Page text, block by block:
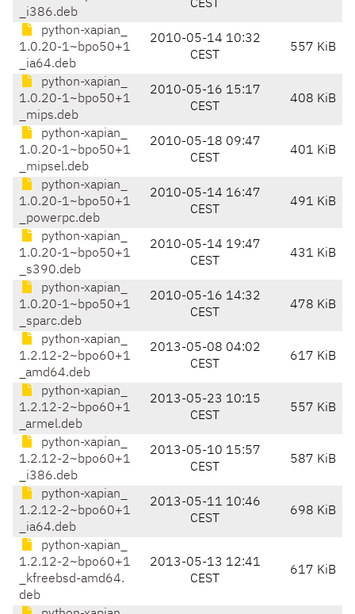
_i386.deb
CEST
python-xapian_
1.0.20-1~bpo50+1
_ia64.deb
2010-05-14 10:32
CEST
557 KiB
python-xapian_
1.0.20-1~bpo50+1
_mips.deb
2010-05-16 15:17
CEST
408 KiB
python-xapian_
1.0.20-1~bpo50+1
_mipsel.deb
2010-05-18 09:47
CEST
401 KiB
python-xapian_
1.0.20-1~bpo50+1
_powerpc.deb
2010-05-14 16:47
CEST
491 KiB
python-xapian_
1.0.20-1~bpo50+1
_s390.deb
2010-05-14 19:47
CEST
431 KiB
python-xapian_
1.0.20-1~bpo50+1
_sparc.deb
2010-05-16 14:32
CEST
478 KiB
python-xapian_
1.2.12-2~bpo60+1
_amd64.deb
2013-05-08 04:02
CEST
617 KiB
python-xapian_
1.2.12-2~bpo60+1
_armel.deb
2013-05-23 10:15
CEST
557 KiB
python-xapian_
1.2.12-2~bpo60+1
_i386.deb
2013-05-10 15:57
CEST
587 KiB
python-xapian_
1.2.12-2~bpo60+1
_ia64.deb
2013-05-11 10:46
CEST
698 KiB
python-xapian_
1.2.12-2~bpo60+1
_kfreebsd-amd64.
deb
2013-05-13 12:41
CEST
617 KiB